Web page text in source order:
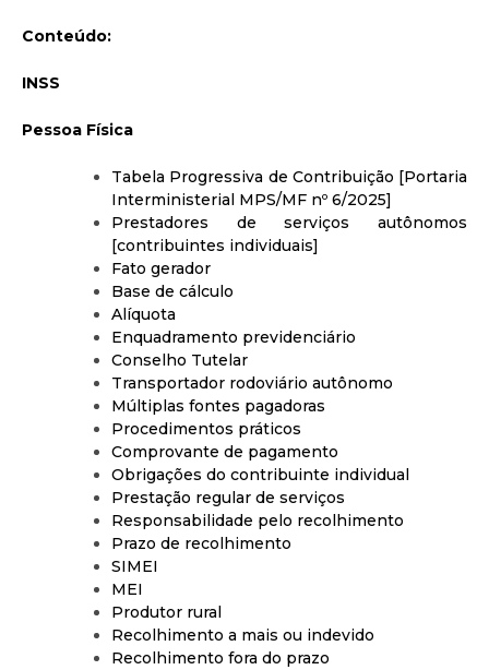
Conteúdo:
INSS
Pessoa Física
Tabela Progressiva de Contribuição [Portaria
Interministerial MPS/MF nº 6/2025]
Prestadores de serviços autônomos
[contribuintes individuais]
Fato gerador
Base de cálculo
Alíquota
Enquadramento previdenciário
Conselho Tutelar
Transportador rodoviário autônomo
Múltiplas fontes pagadoras
Procedimentos práticos
Comprovante de pagamento
Obrigações do contribuinte individual
Prestação regular de serviços
Responsabilidade pelo recolhimento
Prazo de recolhimento
SIMEI
MEI
Produtor rural
Recolhimento a mais ou indevido
Recolhimento fora do prazo